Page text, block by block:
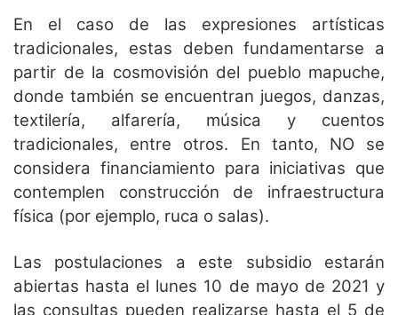
En el caso de las expresiones artísticas
tradicionales, estas deben fundamentarse a
partir de la cosmovisión del pueblo mapuche,
donde también se encuentran juegos, danzas,
textilería, alfarería, música y cuentos
tradicionales, entre otros. En tanto, NO se
considera financiamiento para iniciativas que
contemplen construcción de infraestructura
física (por ejemplo, ruca o salas).
Las postulaciones a este subsidio estarán
abiertas hasta el lunes 10 de mayo de 2021 y
las consultas pueden realizarse hasta el 5 de